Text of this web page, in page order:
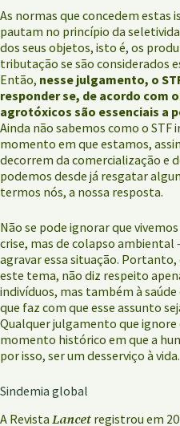
As normas que concedem estas
pautam no princípio da
dos seus objetos, isto é, os
tributação se são considerados
Então, nesse julgamento, o
responder se, de acordo com
agrotóxicos são essenciais a
Ainda não sabemos como o STF
momento em que estamos,
decorrem da comercialização e
podemos desde já resgatar
termos nós, a nossa resposta.
Não se pode ignorar que
crise, mas de colapso ambiental
agravar essa situação.
este tema, não diz respeito
indivíduos, mas também à
que faz com que esse assunto
Qualquer julgamento que
momento histórico em que a
por isso, ser um desserviço à vida.
Sindemia global
A Revista Lancet registrou em